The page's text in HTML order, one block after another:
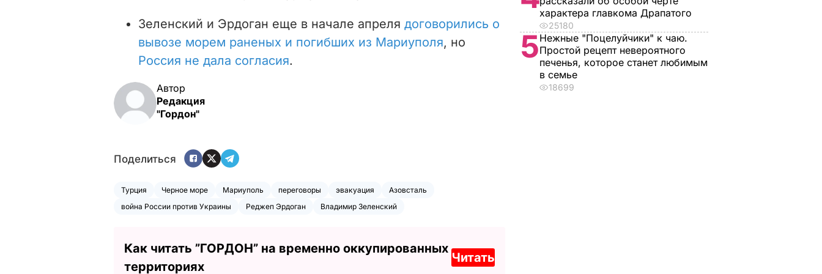
Зеленский и Эрдоган еще в начале апреля договорились о
вывозе морем раненых и погибших из Мариуполя, но
Россия не дала согласия.
Автор
Редакция
"Гордон"
Поделиться
Турция Черное море Мариуполь переговоры эвакуация
Азовсталь
война России против Украины
Реджеп Эрдоган Владимир Зеленский
Как читать ”ГОРДОН” на временно оккупированных
территориях
Читать
характера главкома Драпатого
25180
5Нежные "Поцелуйчики" к чаю.
Простой рецепт невероятного
печенья, которое станет любимым
в семье
18699